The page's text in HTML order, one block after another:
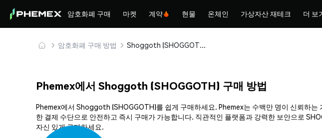
암호화폐 구매 마켓 계약 현물 온체인 가상자산 재테크 더 보
암호화폐 구매 방법 Shoggoth (SHOGGOTH) 안전하게 구매 및 보관
Phemex에서 Shoggoth (SHOGGOTH) 구매 방법
Phemex에서 Shoggoth (SHOGGOTH)를 쉽게 구매하세요. Phemex는 수백만 명이 신뢰하
한 결제 수단으로 안전하고 즉시 구매가 가능합니다. 직관적인 플랫폼과 강력한 보안으로
자신 있게 구매하세요.